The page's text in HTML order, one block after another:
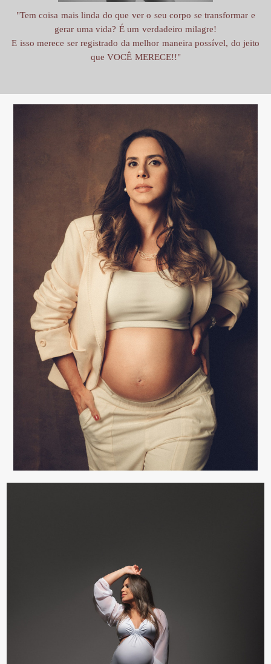
"Tem coisa mais linda do que ver o seu corpo se transformar e
gerar uma vida? É um verdadeiro milagre!
E isso merece ser registrado da melhor maneira possível, do jeito
que VOCÊ MERECE!!"